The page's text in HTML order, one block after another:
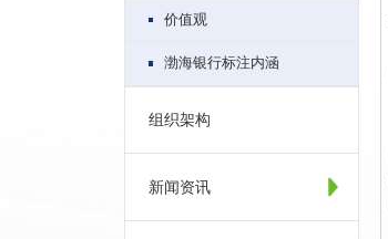
价值观
渤海银行标注内涵
组织架构
新闻资讯